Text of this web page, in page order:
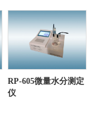
RP-605微量水分测定
仪